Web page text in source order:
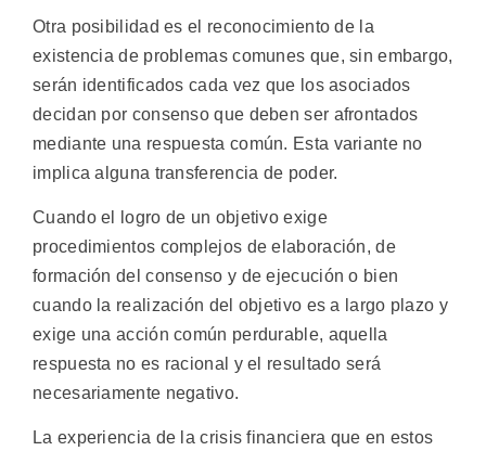
Otra posibilidad es el reconocimiento de la
existencia de problemas comunes que, sin embargo,
serán identificados cada vez que los asociados
decidan por consenso que deben ser afrontados
mediante una respuesta común. Esta variante no
implica alguna transferencia de poder.
Cuando el logro de un objetivo exige
procedimientos complejos de elaboración, de
formación del consenso y de ejecución o bien
cuando la realización del objetivo es a largo plazo y
exige una acción común perdurable, aquella
respuesta no es racional y el resultado será
necesariamente negativo.
La experiencia de la crisis financiera que en estos